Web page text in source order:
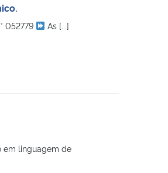
052779
As [...]
em linguagem de